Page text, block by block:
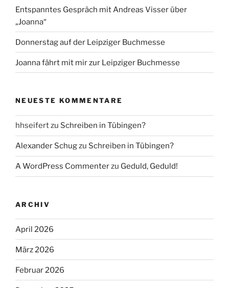
Entspanntes Gespräch mit Andreas Visser über
„Joanna“
Donnerstag auf der Leipziger Buchmesse
Joanna fährt mit mir zur Leipziger Buchmesse
NEUESTE KOMMENTARE
hhseifertzu Schreiben in Tübingen?
Alexander Schugzu Schreiben in Tübingen?
A WordPress Commenterzu Geduld, Geduld!
ARCHIV
April 2026
März 2026
Februar 2026